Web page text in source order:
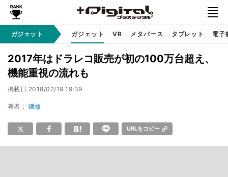
ガジェット ガジェット VR メタバース タブレット 電子
2017年はドラレコ販売が初の100万台超え、
機能重視の流れも
掲載日 2018/02/19 19:39
著者： 磯修
URLをコピー